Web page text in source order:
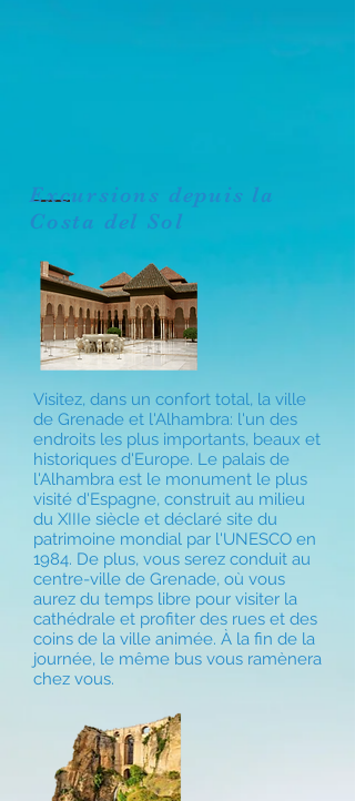
Excursions depuis la
Costa del Sol
Visitez, dans un confort total, la ville
de Grenade et l'Alhambra: l'un des
endroits les plus importants, beaux et
historiques d'Europe. Le palais de
l'Alhambra est le monument le plus
visité d'Espagne, construit au milieu
du XIIIe siècle et déclaré site du
patrimoine mondial par l'UNESCO en
1984. De plus, vous serez conduit au
centre-ville de Grenade, où vous
aurez du temps libre pour visiter la
cathédrale et profiter des rues et des
coins de la ville animée. À la fin de la
journée, le même bus vous ramènera
chez vous.